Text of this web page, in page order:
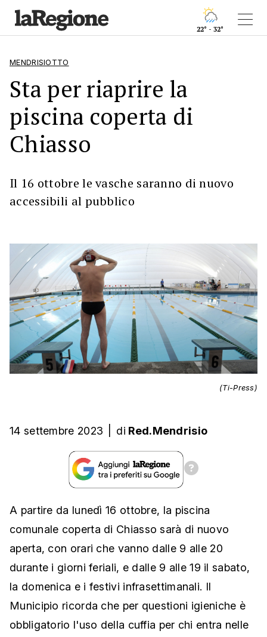
22° - 32°
MENDRISIOTTO
Sta per riaprire la
piscina coperta di
Chiasso
Il 16 ottobre le vasche saranno di nuovo
accessibili al pubblico
(Ti-Press)
14 settembre 2023 di Red.Mendrisio
A partire da lunedì 16 ottobre, la piscina
comunale coperta di Chiasso sarà di nuovo
aperta, con orari che vanno dalle 9 alle 20
durante i giorni feriali, e dalle 9 alle 19 il sabato,
la domenica e i festivi infrasettimanali. Il
Municipio ricorda che per questioni igieniche è
obbligatorio l'uso della cuffia per chi entra nelle